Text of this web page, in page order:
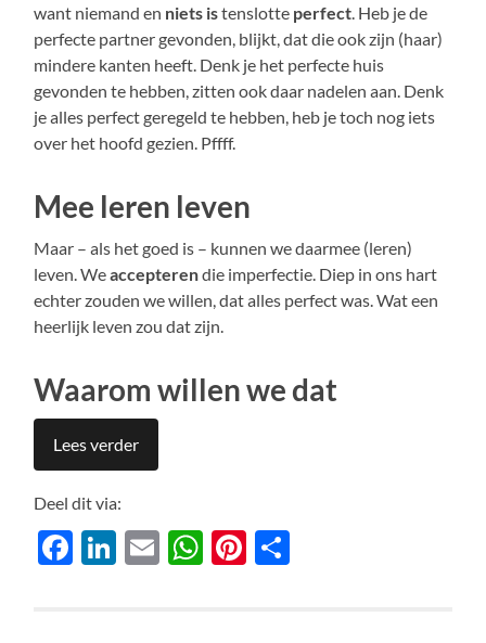
want niemand en niets istenslotte perfect. Heb je de
perfecte partner gevonden, blijkt, dat die ook zijn (haar)
mindere kanten heeft. Denk je het perfecte huis
gevonden te hebben, zitten ook daar nadelen aan. Denk
je alles perfect geregeld te hebben, heb je toch nog iets
over het hoofd gezien. Pffff.
Mee leren leven
Maar – als het goed is – kunnen we daarmee (leren)
leven. Weaccepterendie imperfectie. Diep in ons hart
echter zouden we willen, dat alles perfect was. Wat een
heerlijk leven zou dat zijn.
Waarom willen we dat
Lees verder
Deel dit via:
Facebook
LinkedIn
EmailWhatsApp
Pinterest